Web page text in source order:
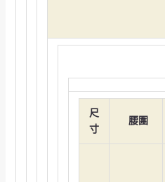
尺
寸
腰圍